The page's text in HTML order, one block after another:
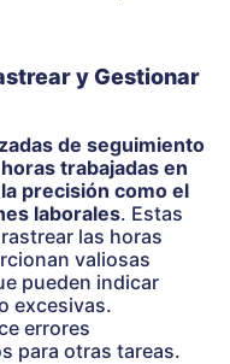
y Gestionar
de seguimiento
trabajadas en
precisión como el
laborales. Estas
las horas
valiosas
pueden indicar
excesivas.
errores
para otras tareas.